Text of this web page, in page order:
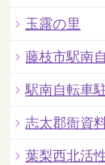
玉露の里
藤枝市駅南
駅南自転車
志太郡衙資
葉梨西北活